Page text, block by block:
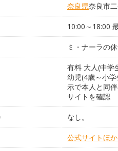
奈良県奈良市
10:00～18:00
ミ・ナーラの
有料 大人(中学
幼児(4歳～小
示で本人と同
サイトを確認
なし。
公式サイトほ